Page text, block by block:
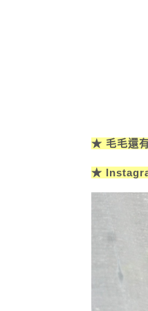
★ 毛毛還
★